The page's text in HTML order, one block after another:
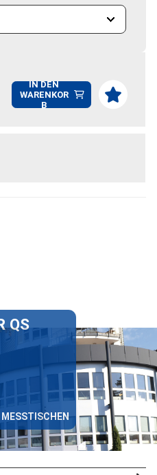
IN DEN
WARENKOR
B
QS
MESSTISCHEN